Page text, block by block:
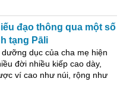
đạo thông qua một số
tạng Pāli
dục của cha mẹ hiện
đời nhiều kiếp cao dày,
ví cao như núi, rộng như